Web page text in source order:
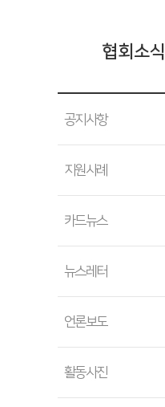
협회소식
공지사항
지원사례
카드뉴스
뉴스레터
언론보도
활동사진